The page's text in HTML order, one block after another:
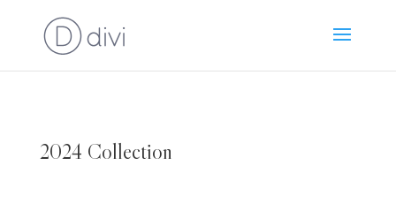
2024 Collection